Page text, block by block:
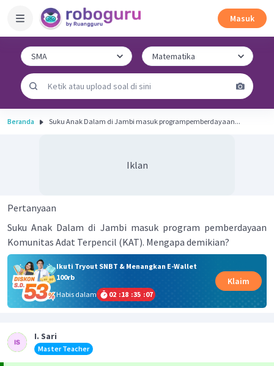
Masuk
Beranda Suku Anak Dalam di Jambi masuk programpemberdayaan...
Iklan
Pertanyaan
Suku Anak Dalam di Jambi masuk program pemberdayaan
Komunitas Adat Terpencil (KAT). Mengapa demikian?
Ikuti Tryout SNBT & Menangkan E-Wallet
100rb
Habis dalam
02 :18 :35 :06
Klaim
I. Sari
Master Teacher